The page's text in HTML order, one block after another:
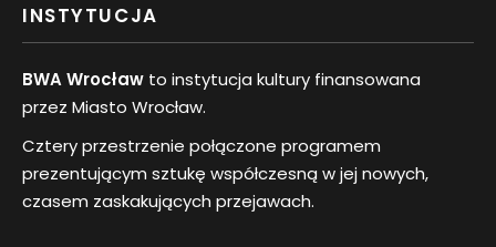
INSTYTUCJA
BWA Wrocław to instytucja kultury finansowana
przez Miasto Wrocław.
Cztery przestrzenie połączone programem
prezentującym sztukę współczesną w jej nowych,
czasem zaskakujących przejawach.